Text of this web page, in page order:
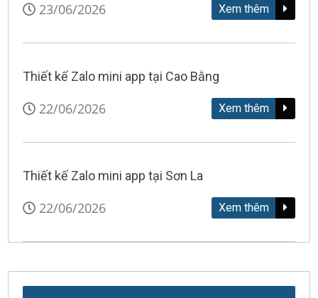
23/06/2026 Xem thêm
Thiết kế Zalo mini app tại Cao Bằng
22/06/2026 Xem thêm
Thiết kế Zalo mini app tại Sơn La
22/06/2026 Xem thêm